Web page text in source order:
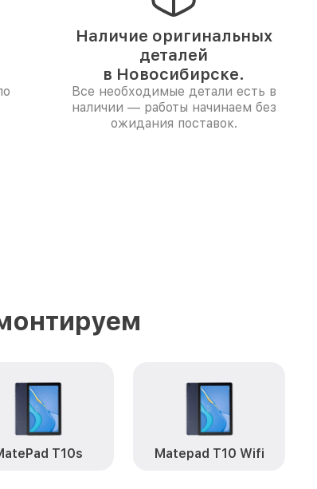
Наличие оригинальных
деталей
в Новосибирске.
Все необходимые детали есть в
наличии — работы начинаем без
ожидания поставок.
T10s Matepad T10 Wifi